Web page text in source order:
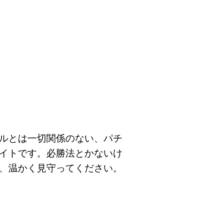
とは一切関係のない、パチ
トです。必勝法とかないけ
温かく見守ってください。